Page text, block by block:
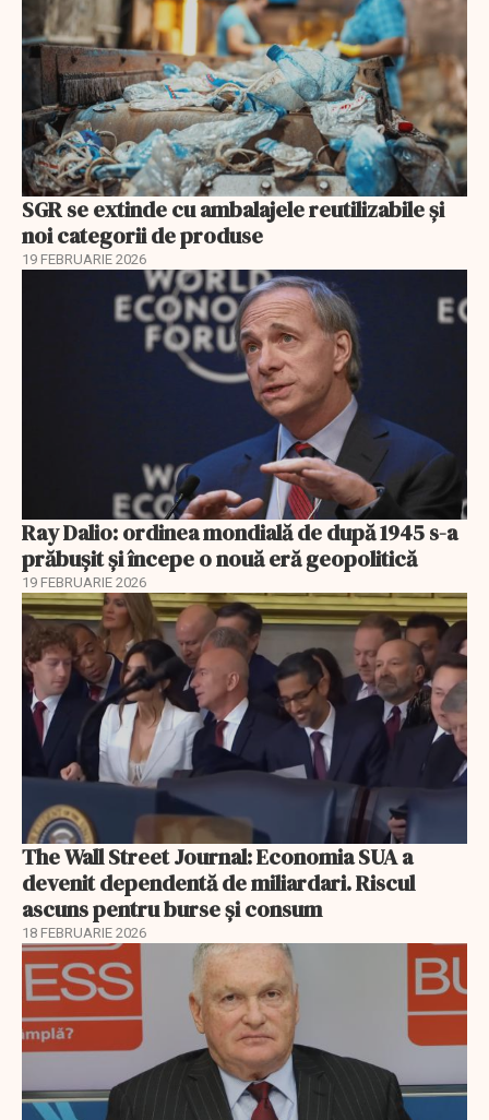
SGR se extinde cu ambalajele reutilizabile și
noi categorii de produse
19 FEBRUARIE 2026
Ray Dalio: ordinea mondială de după 1945 s-a
prăbușit și începe o nouă eră geopolitică
19 FEBRUARIE 2026
The Wall Street Journal: Economia SUA a
devenit dependentă de miliardari. Riscul
ascuns pentru burse și consum
18 FEBRUARIE 2026
EXCLUSIV